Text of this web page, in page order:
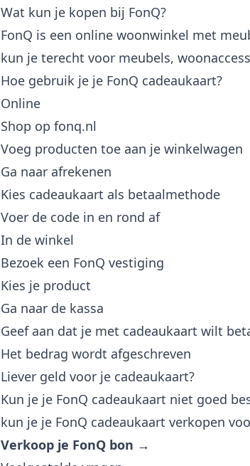
Wat kun je kopen bij FonQ?
FonQ is een online woonwinkel met
kun je terecht voor meubels,
Hoe gebruik je je FonQ cadeaukaart?
Online
Shop op fonq.nl
Voeg producten toe aan je winkelwagen
Ga naar afrekenen
Kies cadeaukaart als betaalmethode
Voer de code in en rond af
In de winkel
Bezoek een FonQ vestiging
Kies je product
Ga naar de kassa
Geef aan dat je met cadeaukaart wilt
Het bedrag wordt afgeschreven
Liever geld voor je cadeaukaart?
Kun je je FonQ cadeaukaart niet goed
kun je je FonQ cadeaukaart verkopen
Verkoop je FonQ bon →